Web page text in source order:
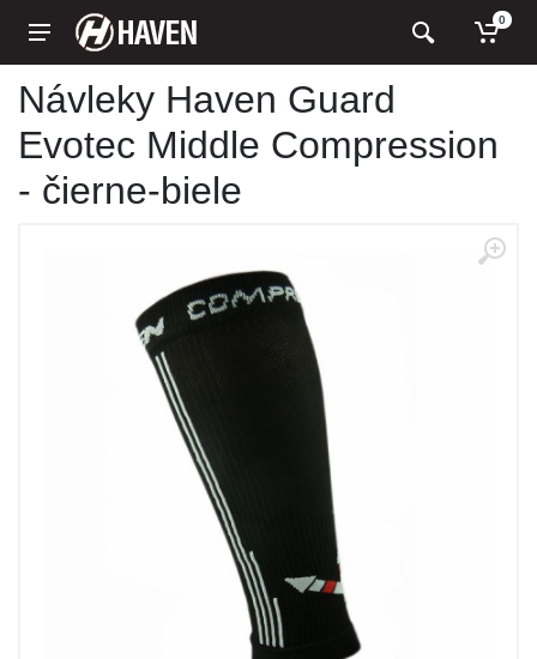
0
Návleky Haven Guard
Evotec Middle Compression
- čierne-biele